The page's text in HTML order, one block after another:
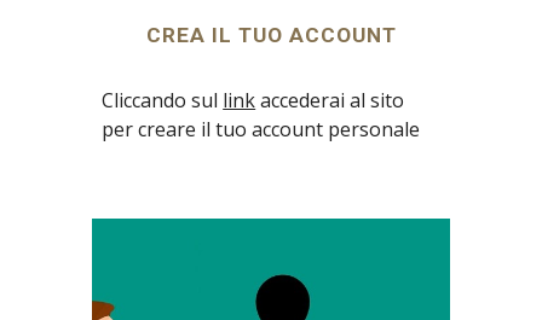
CREA IL TUO ACCOUNT
Cliccando sul link accederai al sito
per creare il tuo account personale